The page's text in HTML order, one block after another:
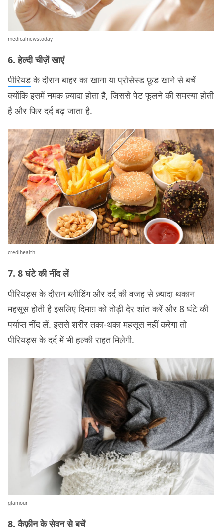
medicalnewstoday
6. हेल्दी चीज़ें खाएं
पीरियडके दौरान बाहर का खाना या प्रोसेस्ड फ़ूड खाने से बचें
क्योंकि इसमें नमक ज़्यादा होता है, जिससे पेट फूलने की समस्या होती
है और फिर दर्द बढ़ जाता है.
credihealth
7. 8 घंटे की नींद लें
पीरियड्स के दौरान ब्लीडिंग और दर्द की वजह से ज़्यादा थकान
महसूस होती है इसलिए दिमाग़ को तोड़ी देर शांत करें और 8 घंटे की
पर्याप्त नींद लें. इससे शरीर तका-थका महसूस नहीं करेगा तो
पीरियड्स के दर्द में भी हल्की राहत मिलेगी.
glamour
8. कैफ़ीन के सेवन से बचें